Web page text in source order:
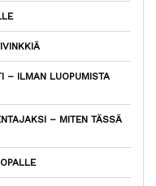
– ILMAN LUOPUMISTA
– MITEN TÄSSÄ